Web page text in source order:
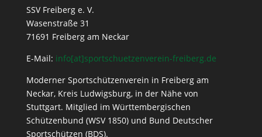
SSV Freiberg e. V.
Wasenstraße 31
71691 Freiberg am Neckar
E-Mail: info[at]sportschuetzenverein-freiberg.de
Moderner Sportschützenverein in Freiberg am
Neckar, Kreis Ludwigsburg, in der Nähe von
Stuttgart. Mitglied im Württembergischen
Schützenbund (WSV 1850) und Bund Deutscher
Sportschützen (BDS).